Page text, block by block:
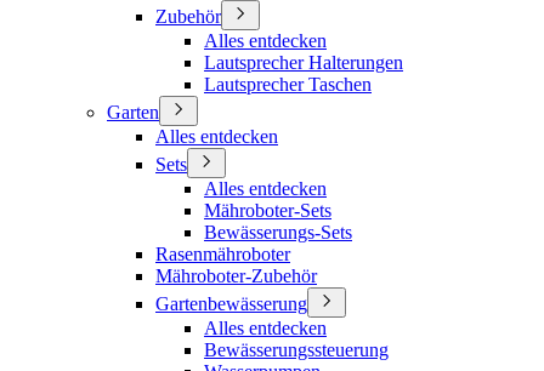
Zubehör
Alles entdecken
Lautsprecher Halterungen
Lautsprecher Taschen
Garten
Alles entdecken
Sets
Alles entdecken
Mähroboter-Sets
Bewässerungs-Sets
Rasenmähroboter
Mähroboter-Zubehör
Gartenbewässerung
Alles entdecken
Bewässerungssteuerung